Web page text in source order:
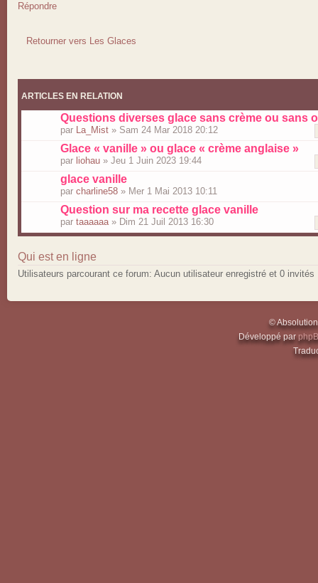
Répondre
Retourner vers Les Glaces
ARTICLES EN RELATION
Questions diverses glace sans crème ou sans
par La_Mist » Sam 24 Mar 2018 20:12
Glace « vanille » ou glace « crème anglaise »
par liohau » Jeu 1 Juin 2023 19:44
glace vanille
par charline58 » Mer 1 Mai 2013 10:11
Question sur ma recette glace vanille
par taaaaaa » Dim 21 Juil 2013 16:30
Qui est en ligne
Utilisateurs parcourant ce forum: Aucun utilisateur enregistré et 0 invités
©
Développé par